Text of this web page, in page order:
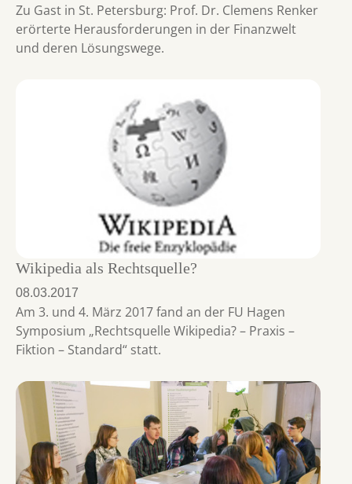
Zu Gast in St. Petersburg: Prof. Dr. Clemens Renker
erörterte Herausforderungen in der Finanzwelt
und deren Lösungswege.
Wikipedia als Rechtsquelle?
08.03.2017
Am 3. und 4. März 2017 fand an der FU Hagen
Symposium „Rechtsquelle Wikipedia? – Praxis –
Fiktion – Standard“ statt.